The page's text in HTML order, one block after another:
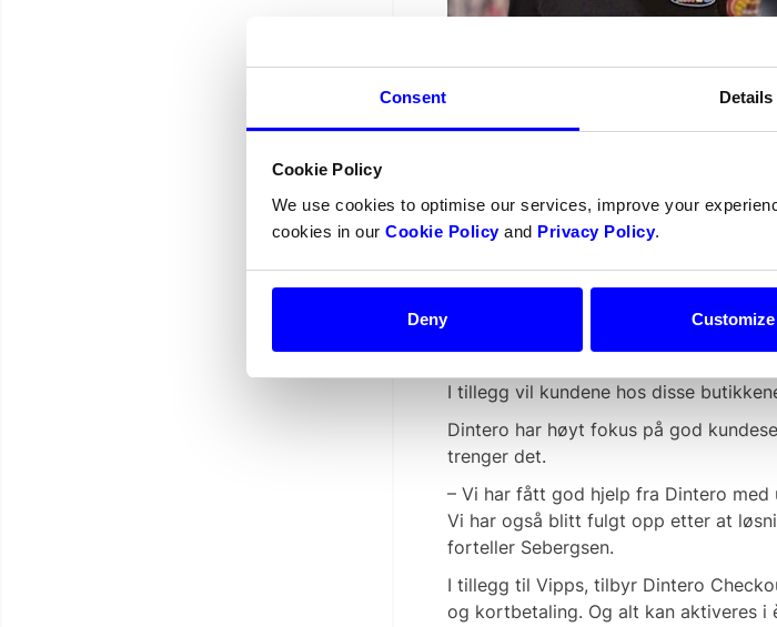
Consent Details
Cookie Policy
We use cookies to optimise our services, improve your
cookies in our Cookie Policyand Privacy Policy.
Deny Customize
Hvordan fungerer det
Når Vipps fra Dintero er integrert med
kundens mobilnummer. Kunden får et
for godkjent betaling sendes direkte
og oppgjøret.
– Selve løsningen i kassen er
kunden. Så bekrefter kunden salget
I tillegg vil kundene hos disse
Dintero har høyt fokus på god
trenger det.
– Vi har fått god hjelp fra Dintero
Vi har også blitt fulgt opp etter at
forteller Sebergsen.
I tillegg til Vipps, tilbyr Dintero
og kortbetaling. Og alt kan aktiveres i